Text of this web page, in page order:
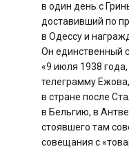
в один день с
доставивший по
в Одессу и
Он единственный
«9 июля 1938
телеграмму
в стране после
в Бельгию, в
стоявшего там
совещания с